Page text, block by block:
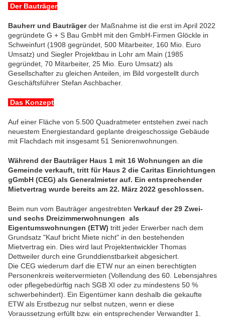
Der Bauträger
Bauherr und Bauträgerder Maßnahme ist die erst im April 2022
gegründete G + S Bau GmbH mit den GmbH-Firmen Glöckle in
Schweinfurt (1908 gegründet, 500 Mitarbeiter, 160 Mio. Euro
Umsatz) und Siegler Projektbau in Lohr am Main (1985
gegründet, 70 Mitarbeiter, 25 Mio. Euro Umsatz) als
Gesellschafter zu gleichen Anteilen, im Bild vorgestellt durch
Geschäftsführer Stefan Aschbacher.
Das Konzept
Auf einer Fläche von 5.500 Quadratmeter entstehen zwei nach
neuestem Energiestandard geplante dreigeschossige Gebäude
mit Flachdach mit insgesamt 51 Seniorenwohnungen.
Während der Bauträger Haus 1 mit 16 Wohnungen an die
Gemeinde verkauft, tritt für Haus 2 die Caritas Einrichtungen
gGmbH (CEG) als Generalmieter auf. Ein entsprechender
Mietvertrag wurde bereits am 22. März 2022 geschlossen.
Beim nun vom Bauträger angestrebten Verkauf der 29 Zwei-
und sechs Dreizimmerwohnungen als
Eigentumswohnungen (ETW) tritt jeder Erwerber nach dem
Grundsatz "Kauf bricht Miete nicht" in den bestehenden
Mietvertrag ein. Dies wird laut Projektentwickler Thomas
Dettweiler durch eine Grunddienstbarkeit abgesichert.
Die CEG wiederum darf die ETW nur an einen berechtigten
Personenkreis weitervermieten (Vollendung des 60. Lebensjahres
oder pflegebedürftig nach SGB XI oder zu mindestens 50 %
schwerbehindert). Ein Eigentümer kann deshalb die gekaufte
ETW als Erstbezug nur selbst nutzen, wenn er diese
Voraussetzung erfüllt bzw. ein entsprechender Verwandter 1.